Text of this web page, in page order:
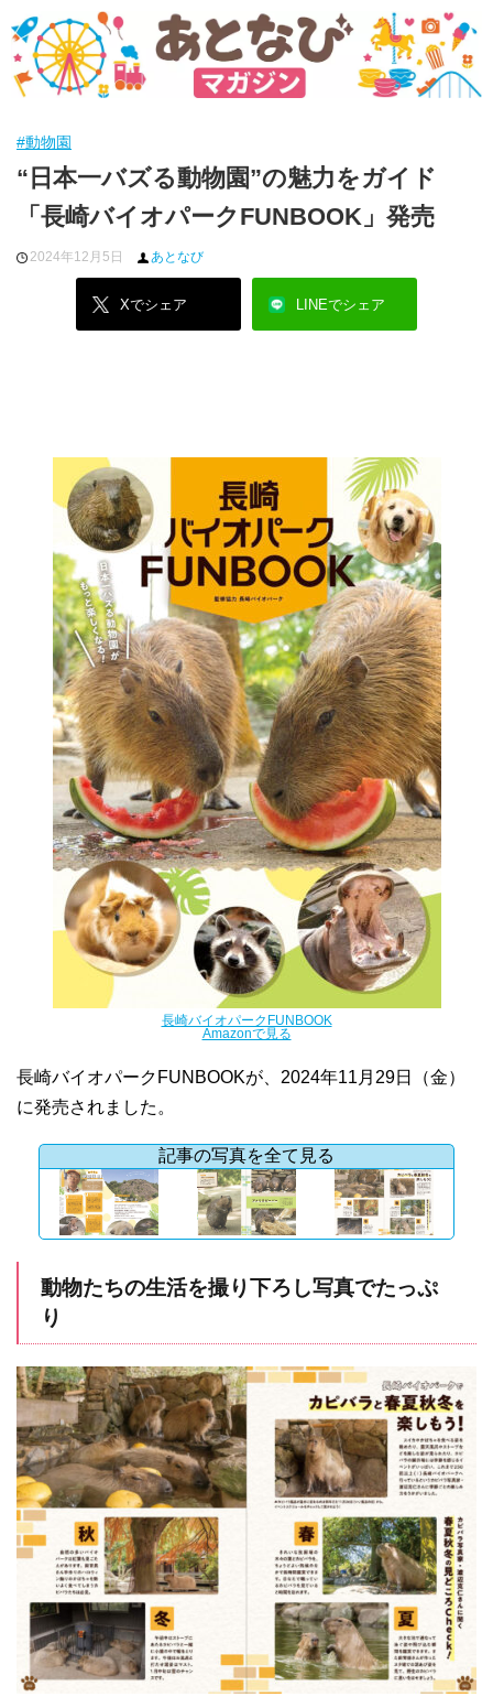
#動物園
“日本一バズる動物園”の魅力をガイド
「長崎バイオパークFUNBOOK」発売
2024年12月5日 あとなび
Xでシェア LINEでシェア
長崎バイオパークFUNBOOK
Amazonで見る
長崎バイオパークFUNBOOKが、2024年11月29日（金）
に発売されました。
記事の写真を全て見る
動物たちの生活を撮り下ろし写真でたっぷ
り